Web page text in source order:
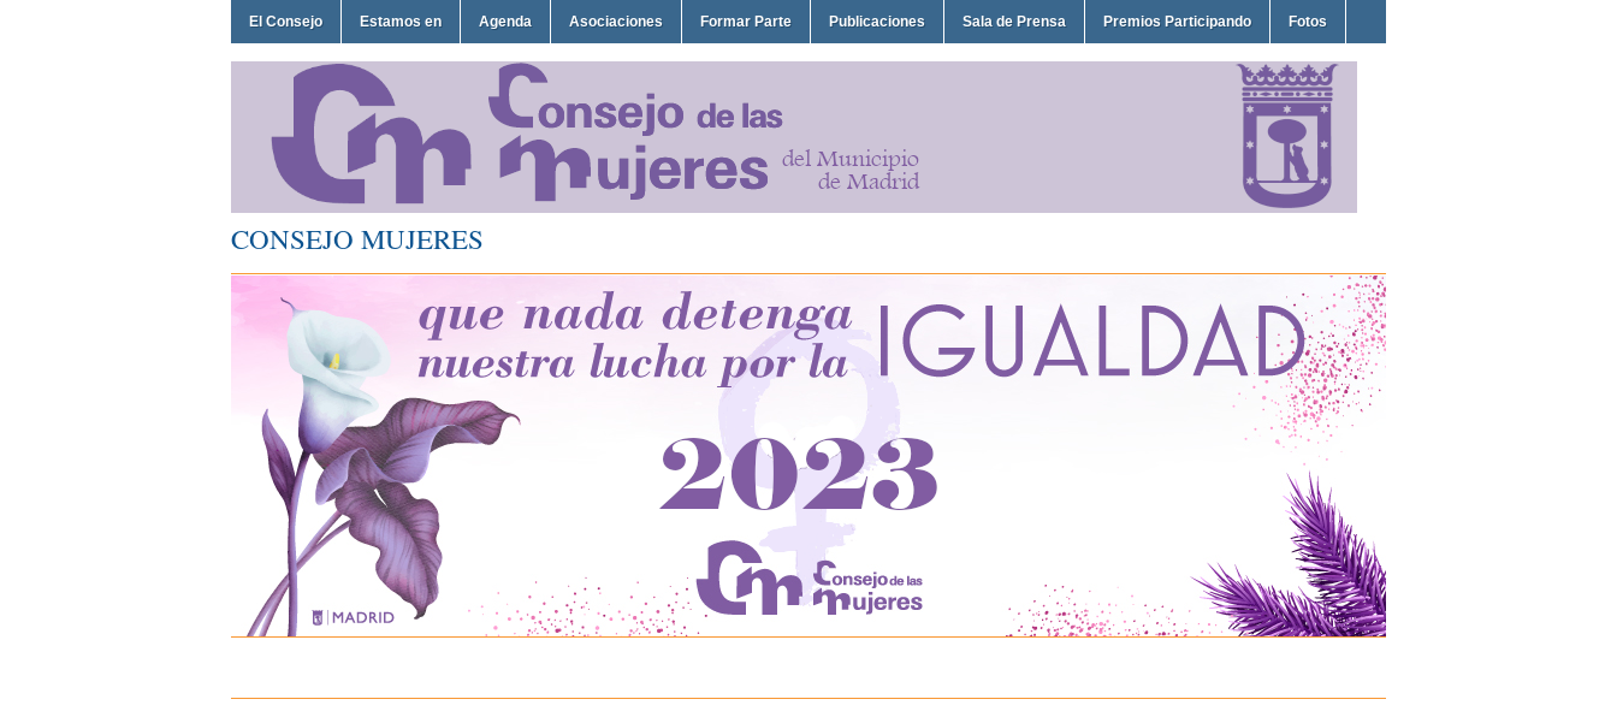
El Consejo Estamos en Agenda Asociaciones Formar Parte Publicaciones Sala de Prensa Premios Participando Fotos
CONSEJO MUJERES